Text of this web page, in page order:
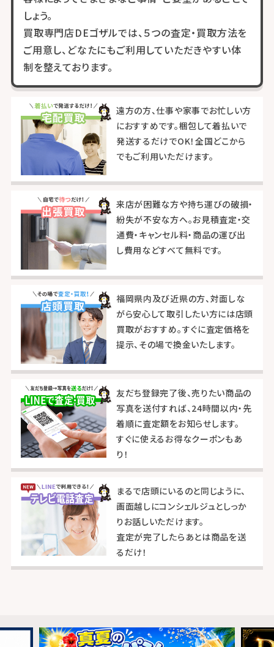
しょう。
買取専門店DEゴザルでは、５つの査定・買取方法を
ご用意し、どなたにもご利用していただきやすい体
制を整えております。
遠方の方、仕事や家事でお忙しい方
におすすめです。梱包して着払いで
発送するだけでOK！全国どこから
でもご利用いただけます。
来店が困難な方や持ち運びの破損・
紛失が不安な方へ。お見積査定・交
通費・キャンセル料・商品の運び出
し費用などすべて無料です。
福岡県内及び近県の方、対面しな
がら安心して取引したい方には店頭
買取がおすすめ。すぐに査定価格を
提示、その場で換金いたします。
友だち登録完了後、売りたい商品の
写真を送付すれば、24時間以内・先
着順に査定額をお知らせします。
すぐに使えるお得なクーポンもあ
り！
まるで店頭にいるのと同じように、
画面越しにコンシェルジュとしっか
りお話しいただけます。
査定が完了したらあとは商品を送
るだけ！